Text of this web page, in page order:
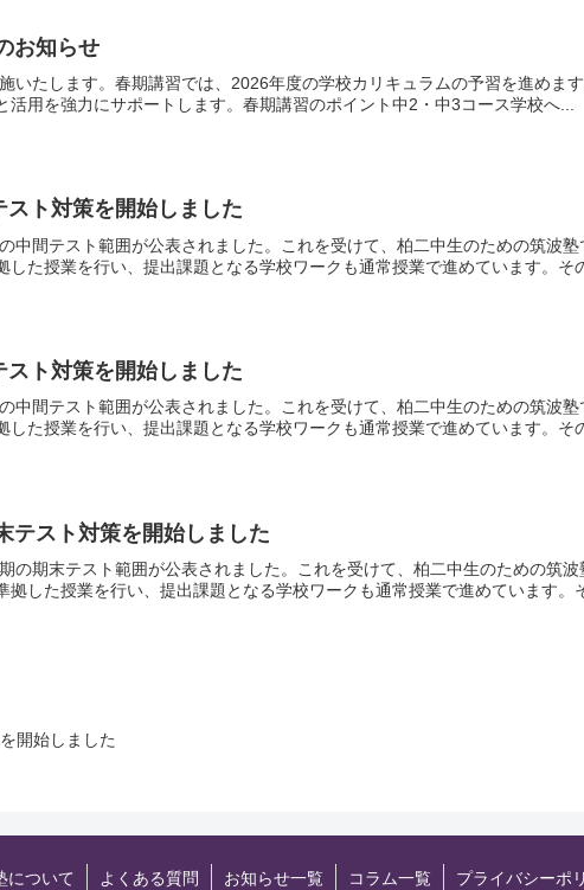
お知らせ
いたします。春期講習では、2026年度の学校カリキュラムの予習を進めま
活用を強力にサポートします。春期講習のポイント中2・中3コース学校へ...
ト対策を開始しました
中間テスト範囲が公表されました。これを受けて、柏二中生のための筑波
した授業を行い、提出課題となる学校ワークも通常授業で進めています。そ
ト対策を開始しました
中間テスト範囲が公表されました。これを受けて、柏二中生のための筑波
した授業を行い、提出課題となる学校ワークも通常授業で進めています。そ
スト対策を開始しました
の期末テスト範囲が公表されました。これを受けて、柏二中生のための筑
拠した授業を行い、提出課題となる学校ワークも通常授業で進めています。
開始しました
について よくある質問 お知らせ一覧 コラム一覧 プライバシーポ